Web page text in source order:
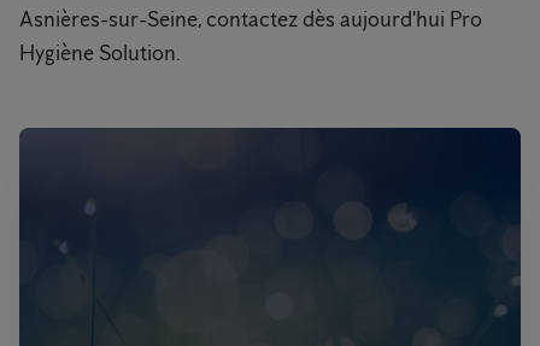
Asnières-sur-Seine, contactez dès aujourd'hui Pro
Hygiène Solution.